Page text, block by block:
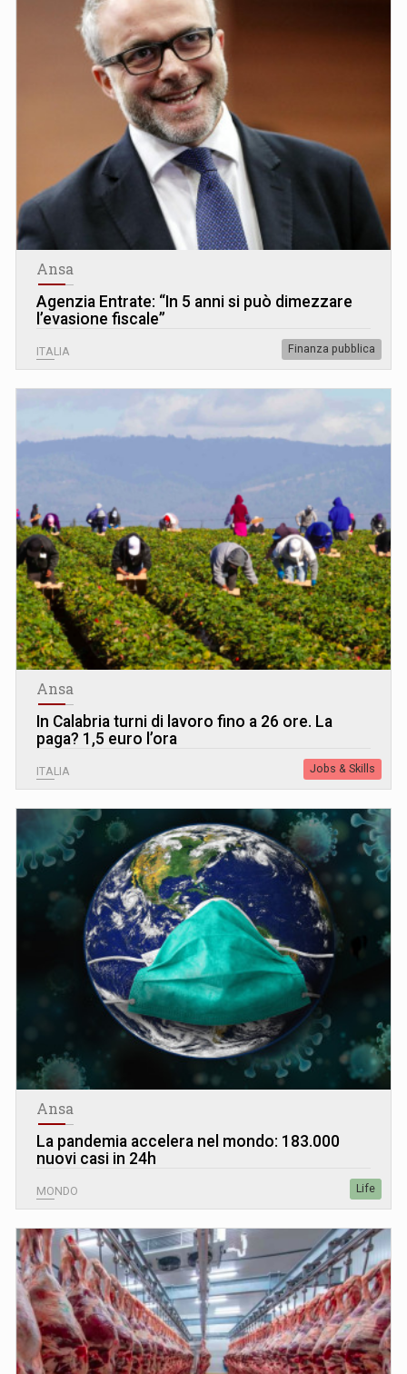
Ansa
Agenzia Entrate: “In 5 anni si può dimezzare
l’evasione fiscale”
ITALIA Finanza pubblica
Ansa
In Calabria turni di lavoro fino a 26 ore. La
paga? 1,5 euro l’ora
ITALIA Jobs & Skills
Ansa
La pandemia accelera nel mondo: 183.000
nuovi casi in 24h
MONDO Life